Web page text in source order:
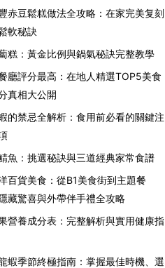
赤豆鬆糕做法全攻略：在家完美复刻
軟秘訣
糕：黃金比例與鍋氣秘訣完整教學
廳評分最高：在地人精選TOP5美食
真相大公開
的禁忌全解析：食用前必看的關鍵注
魚：挑選秘訣與三道經典家常食譜
百貨美食：從B1美食街到主題餐
藏驚喜與外帶伴手禮全攻略
營養成分表：完整解析與實用健康指
蝦季節終極指南：掌握最佳時機、選